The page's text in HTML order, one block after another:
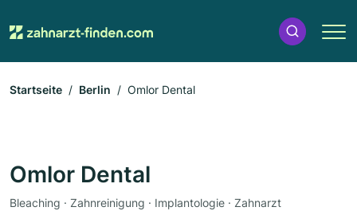
Startseite Berlin Omlor Dental
Omlor Dental
Bleaching · Zahnreinigung · Implantologie · Zahnarzt